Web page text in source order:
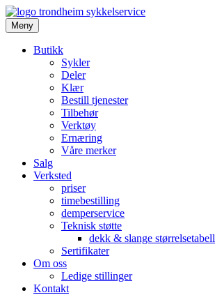
Meny
Butikk
Sykler
Deler
Klær
Bestill tjenester
Tilbehør
Verktøy
Ernæring
Våre merker
Salg
Verksted
priser
timebestilling
demperservice
Teknisk støtte
dekk & slange størrelsetabell
Sertifikater
Om oss
Ledige stillinger
Kontakt